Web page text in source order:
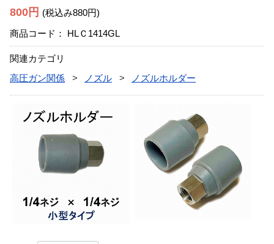
800円 (税込み880円)
商品コード：
HLＣ1414GL
関連カテゴリ
高圧ガン関係
ノズル ノズルホルダー